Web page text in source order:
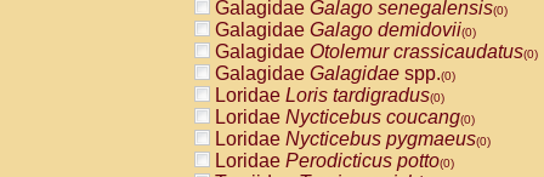
AtelidaeAlouattaspp.(0)
AtelidaeAteles belzebuth(0)
AtelidaeAteles geoffroyi(0)
AtelidaeAteles paniscus(0)
AtelidaeAtelesspp.(0)
AtelidaeLagothrix lagothricha(0)
AtelidaeLagothrix lagothricha cana
PitheciidaeCacajao calvus
Galagidae Galago senegalensis(0)
Galagidae Galago demidovii(0)
Galagidae Otolemur crassicaudatus(0)
Galagidae Galagidae spp.(0)
Loridae Loris tardigradus(0)
Loridae Nycticebus coucang(0)
Loridae Nycticebus pygmaeus(0)
Loridae Perodicticus potto(0)